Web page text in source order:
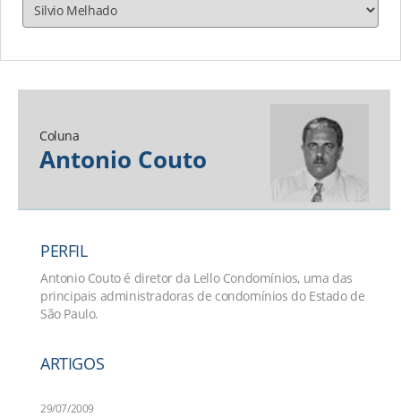
Coluna
Antonio Couto
PERFIL
Antonio Couto é diretor da Lello Condomínios, uma das
principais administradoras de condomínios do Estado de
São Paulo.
ARTIGOS
29/07/2009